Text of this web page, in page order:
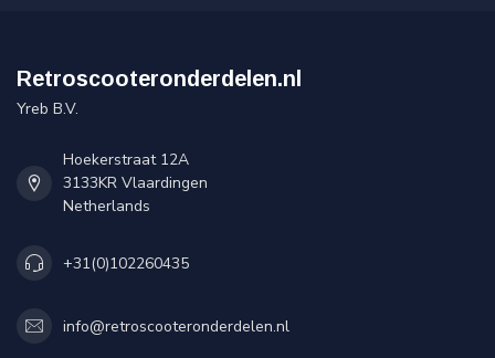
Retroscooteronderdelen.nl
Yreb B.V.
Hoekerstraat 12A
3133KR Vlaardingen
Netherlands
+31(0)102260435
info@retroscooteronderdelen.nl